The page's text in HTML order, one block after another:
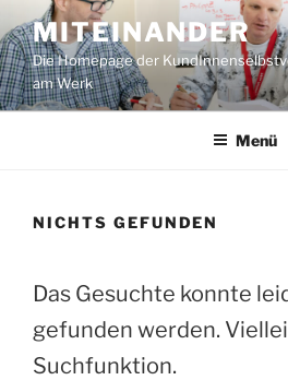
Inhalt
springen
MITEINANDER
Die Homepage der
am Werk
Menü
NICHTS GEFUNDEN
Das Gesuchte konnte
gefunden werden.
Suchfunktion.